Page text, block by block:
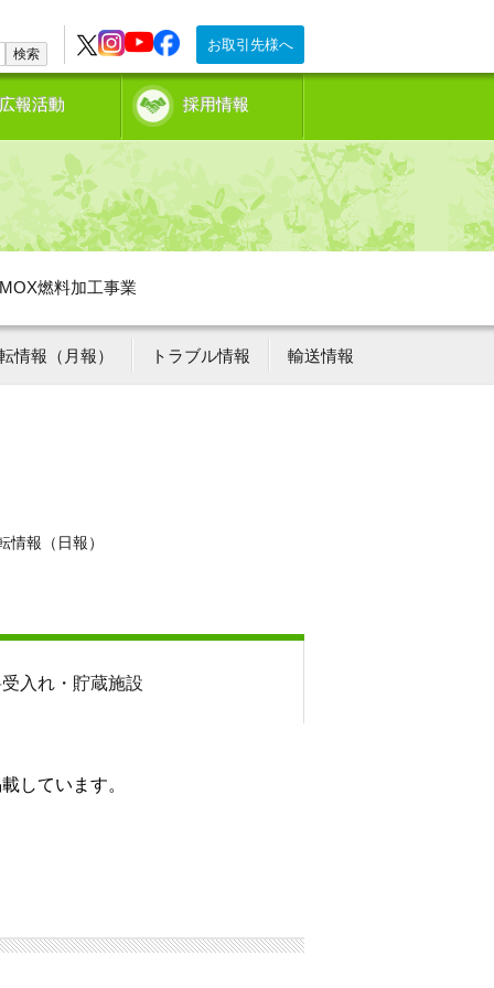
お取引先様へ
検索
広報活動 採用情報
MOX燃料加工事業
情報（月報） トラブル情報 輸送情報
情報（日報）
受入れ・貯蔵施設
しています。